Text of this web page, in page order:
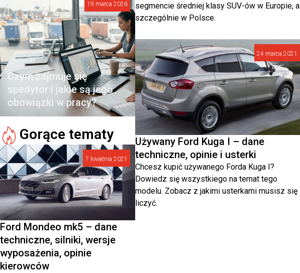
segmencie średniej klasy SUV-ów w Europie, a
szczególnie w Polsce.
24 marca 2021
Używany Ford Kuga I – dane
techniczne, opinie i usterki
Chcesz kupić używanego Forda Kuga I?
Dowiedz się wszystkiego na temat tego
modelu. Zobacz z jakimi usterkami musisz się
liczyć.
Czym zajmuje się
spedytor i jakie są jego
obowiązki w pracy?
19 marca 2026
Gorące tematy
7 kwietnia 2021
Ford Mondeo mk5 – dane
techniczne, silniki, wersje
wyposażenia, opinie
kierowców